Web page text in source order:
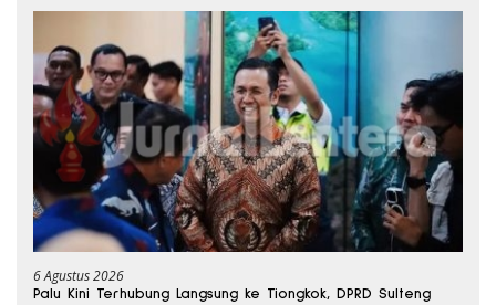
6 Agustus 2026
Palu Kini Terhubung Langsung ke Tiongkok, DPRD Sulteng